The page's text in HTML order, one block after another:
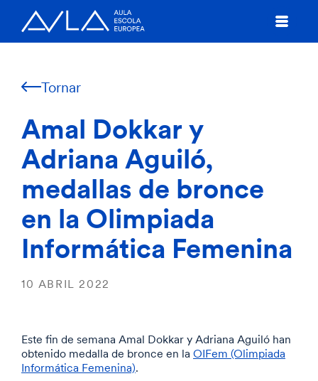
Tornar
Amal Dokkar y
Adriana Aguiló,
medallas de bronce
en la Olimpiada
Informática Femenina
10 ABRIL 2022
Este fin de semana Amal Dokkar y Adriana Aguiló han
obtenido medalla de bronce en la OIFem (Olimpiada
Informática Femenina).